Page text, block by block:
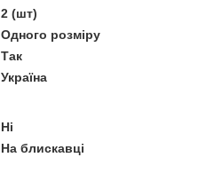
2 (шт)
Одного розміру
Так
Україна
Ні
На блискавці